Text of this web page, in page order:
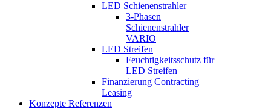
LED Schienenstrahler
3-Phasen
Schienenstrahler
VARIO
LED Streifen
Feuchtigkeitsschutz für
LED Streifen
Finanzierung Contracting
Leasing
Konzepte Referenzen